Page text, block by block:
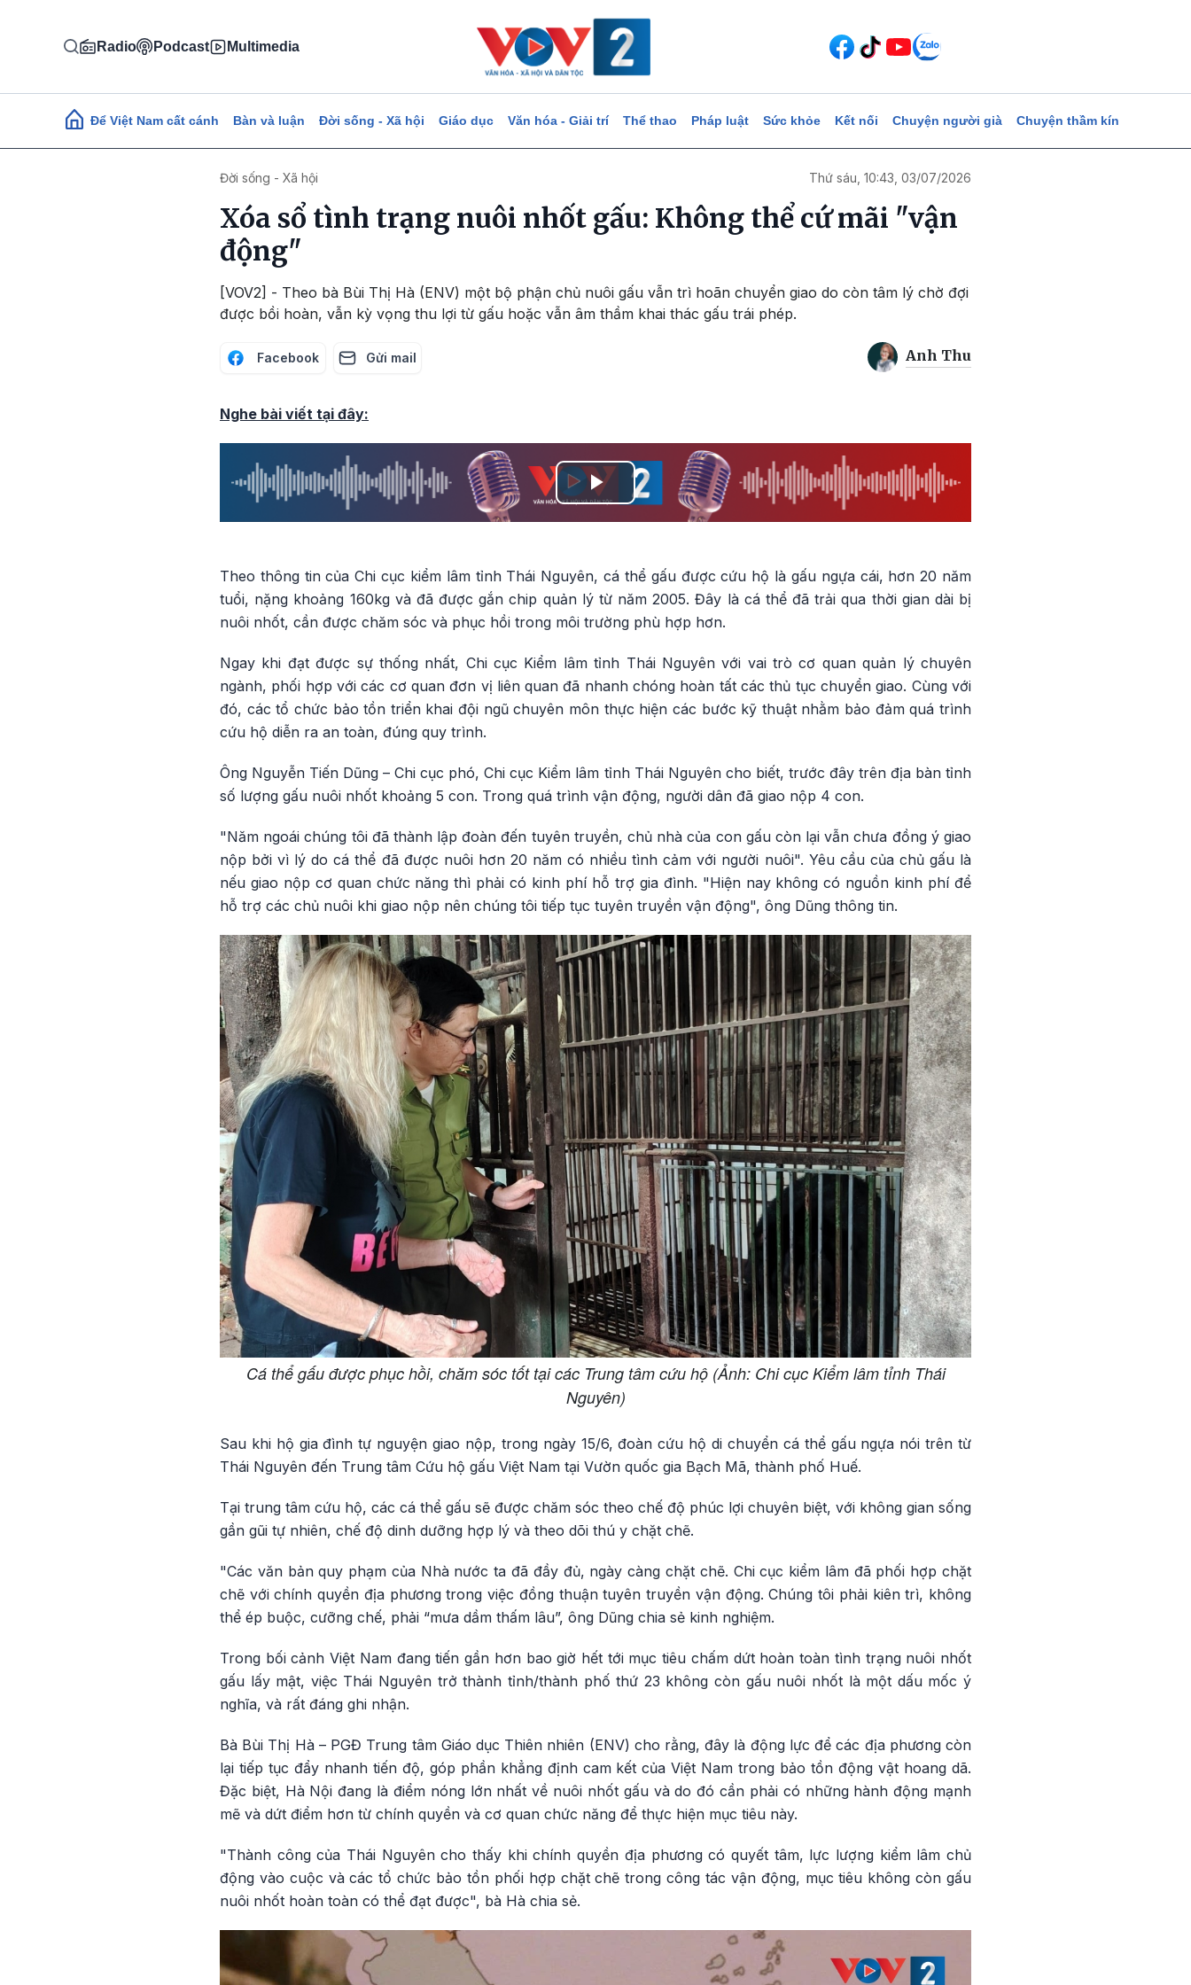
Radio Podcast Multimedia
Main navigation
Để Việt Nam cất cánh Bàn và luận Đời sống - Xã hội Giáo dục Văn hóa - Giải trí Thể thao Pháp luật Sức khỏe Kết nối Chuyện người già Chuyện thầm kín
Đời sống - Xã hội Thứ sáu, 10:43, 03/07/2026
Xóa sổ tình trạng nuôi nhốt gấu: Không thể cứ mãi "vận
động"
[VOV2] - Theo bà Bùi Thị Hà (ENV) một bộ phận chủ nuôi gấu vẫn trì hoãn chuyển giao do còn tâm lý chờ đợi
được bồi hoàn, vẫn kỳ vọng thu lợi từ gấu hoặc vẫn âm thầm khai thác gấu trái phép.
Facebook Gửi mail Anh Thu
Nghe bài viết tại đây:
Play
Theo thông tin của Chi cục kiểm lâm tỉnh Thái Nguyên, cá thể gấu được cứu hộ là gấu ngựa cái, hơn 20 năm
tuổi, nặng khoảng 160kg và đã được gắn chip quản lý từ năm 2005. Đây là cá thể đã trải qua thời gian dài bị
nuôi nhốt, cần được chăm sóc và phục hồi trong môi trường phù hợp hơn.
Ngay khi đạt được sự thống nhất, Chi cục Kiểm lâm tỉnh Thái Nguyên với vai trò cơ quan quản lý chuyên
ngành, phối hợp với các cơ quan đơn vị liên quan đã nhanh chóng hoàn tất các thủ tục chuyển giao. Cùng với
đó, các tổ chức bảo tồn triển khai đội ngũ chuyên môn thực hiện các bước kỹ thuật nhằm bảo đảm quá trình
cứu hộ diễn ra an toàn, đúng quy trình.
Ông Nguyễn Tiến Dũng – Chi cục phó, Chi cục Kiểm lâm tỉnh Thái Nguyên cho biết, trước đây trên địa bàn tỉnh
số lượng gấu nuôi nhốt khoảng 5 con. Trong quá trình vận động, người dân đã giao nộp 4 con.
"Năm ngoái chúng tôi đã thành lập đoàn đến tuyên truyền, chủ nhà của con gấu còn lại vẫn chưa đồng ý giao
nộp bởi vì lý do cá thể đã được nuôi hơn 20 năm có nhiều tình cảm với người nuôi". Yêu cầu của chủ gấu là
nếu giao nộp cơ quan chức năng thì phải có kinh phí hỗ trợ gia đình. "Hiện nay không có nguồn kinh phí để
hỗ trợ các chủ nuôi khi giao nộp nên chúng tôi tiếp tục tuyên truyền vận động", ông Dũng thông tin.
Cá thể gấu được phục hồi, chăm sóc tốt tại các Trung tâm cứu hộ (Ảnh: Chi cục Kiểm lâm tỉnh Thái
Nguyên)
Sau khi hộ gia đình tự nguyện giao nộp, trong ngày 15/6, đoàn cứu hộ di chuyển cá thể gấu ngựa nói trên từ
Thái Nguyên đến Trung tâm Cứu hộ gấu Việt Nam tại Vườn quốc gia Bạch Mã, thành phố Huế.
Tại trung tâm cứu hộ, các cá thể gấu sẽ được chăm sóc theo chế độ phúc lợi chuyên biệt, với không gian sống
gần gũi tự nhiên, chế độ dinh dưỡng hợp lý và theo dõi thú y chặt chẽ.
"Các văn bản quy phạm của Nhà nước ta đã đầy đủ, ngày càng chặt chẽ. Chi cục kiểm lâm đã phối hợp chặt
chẽ với chính quyền địa phương trong việc đồng thuận tuyên truyền vận động. Chúng tôi phải kiên trì, không
thể ép buộc, cưỡng chế, phải “mưa dầm thấm lâu”, ông Dũng chia sẻ kinh nghiệm.
Trong bối cảnh Việt Nam đang tiến gần hơn bao giờ hết tới mục tiêu chấm dứt hoàn toàn tình trạng nuôi nhốt
gấu lấy mật, việc Thái Nguyên trở thành tỉnh/thành phố thứ 23 không còn gấu nuôi nhốt là một dấu mốc ý
nghĩa, và rất đáng ghi nhận.
Bà Bùi Thị Hà – PGĐ Trung tâm Giáo dục Thiên nhiên (ENV) cho rằng, đây là động lực để các địa phương còn
lại tiếp tục đẩy nhanh tiến độ, góp phần khẳng định cam kết của Việt Nam trong bảo tồn động vật hoang dã.
Đặc biệt, Hà Nội đang là điểm nóng lớn nhất về nuôi nhốt gấu và do đó cần phải có những hành động mạnh
mẽ và dứt điểm hơn từ chính quyền và cơ quan chức năng để thực hiện mục tiêu này.
"Thành công của Thái Nguyên cho thấy khi chính quyền địa phương có quyết tâm, lực lượng kiểm lâm chủ
động vào cuộc và các tổ chức bảo tồn phối hợp chặt chẽ trong công tác vận động, mục tiêu không còn gấu
nuôi nhốt hoàn toàn có thể đạt được", bà Hà chia sẻ.